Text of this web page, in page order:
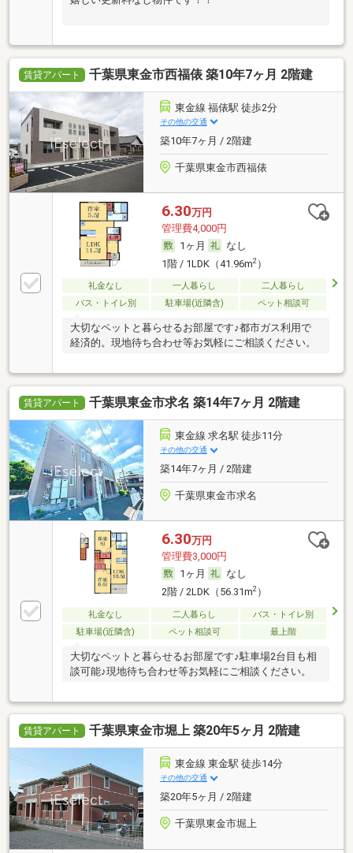
賃貸アパート 千葉県東金市西福俵 築10年7ヶ月 2階建
東金線 福俵駅 徒歩2分
その他の交通
築10年7ヶ月 / 2階建
千葉県東金市西福俵
6.30万円
管理費4,000円
1ヶ月
なし
1階 / 1LDK（41.96m2）
礼金なし 一人暮らし
二人暮らし
バス・トイレ別
駐車場(近隣含) ペット相談可
大切なペットと暮らせるお部屋です♪都市ガス利用で
経済的。現地待ち合わせ等お気軽にご相談ください。
賃貸アパート 千葉県東金市求名 築14年7ヶ月 2階建
東金線 求名駅 徒歩11分
その他の交通
築14年7ヶ月 / 2階建
千葉県東金市求名
6.30万円
管理費3,000円
1ヶ月
なし
2階 / 2LDK（56.31m2）
礼金なし 二人暮らし
バス・トイレ別
駐車場(近隣含)
ペット相談可 最上階
大切なペットと暮らせるお部屋です♪駐車場2台目も相
談可能♪現地待ち合わせ等お気軽にご相談ください。
賃貸アパート 千葉県東金市堀上 築20年5ヶ月 2階建
東金線 東金駅 徒歩14分
その他の交通
築20年5ヶ月 / 2階建
千葉県東金市堀上